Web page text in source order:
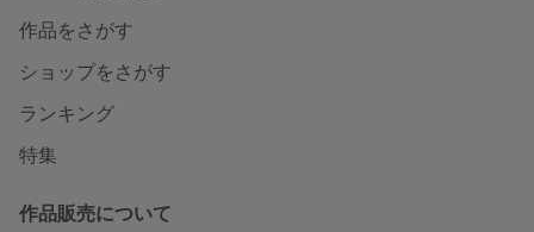
作品をさがす
ショップをさがす
ランキング
特集
作品販売について